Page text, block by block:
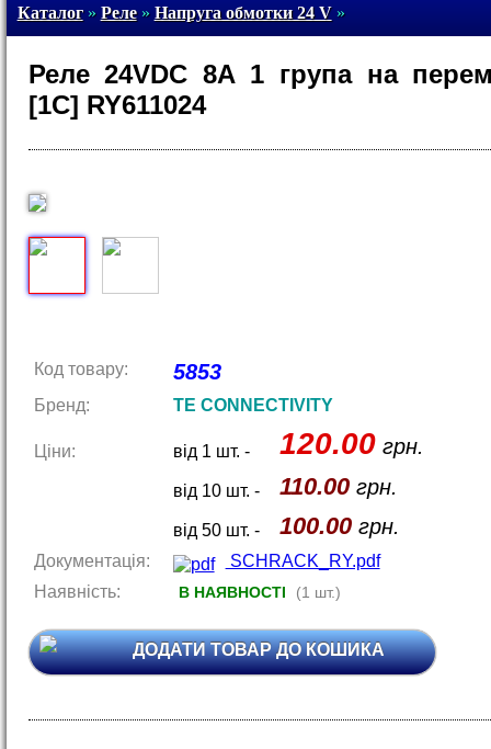
Каталог» Реле» Напруга обмотки 24 V»
Реле 24VDC 8A 1 група на
[1C] RY611024
Код товару: 5853
Бренд: TE CONNECTIVITY
Ціни: від 1 шт. - 120.00грн.
від 10 шт. - 110.00грн.
від 50 шт. - 100.00грн.
Документація:
SCHRACK_RY.pdf
Наявність:
В НАЯВНОСТІ (1 шт.)
ДОДАТИ ТОВАР ДО КОШИКА